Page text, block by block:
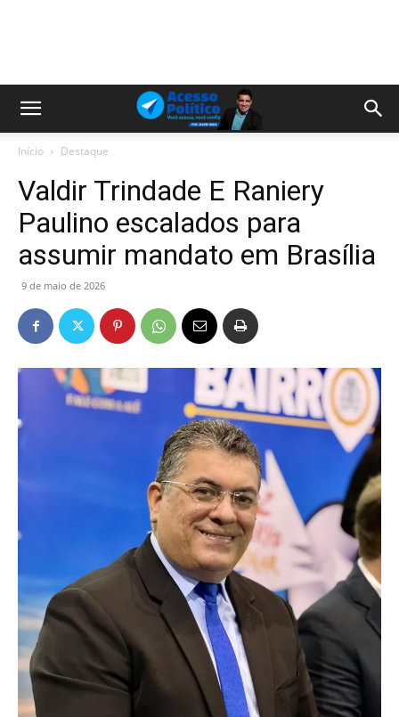
Início Destaque
Valdir Trindade E Raniery
Paulino escalados para
assumir mandato em Brasília
9 de maio de 2026